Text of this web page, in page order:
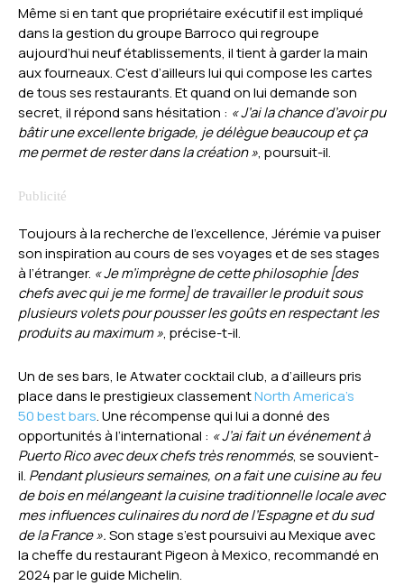
Même si en tant que propriétaire exécutif il est impliqué
dans la gestion du groupe Barroco qui regroupe
aujourd’hui neuf établissements, il tient à garder la main
aux fourneaux. C’est d’ailleurs lui qui compose les cartes
de tous ses restaurants. Et quand on lui demande son
secret, il répond sans hésitation : « J’ai la chance d’avoir pu
bâtir une excellente brigade, je délègue beaucoup et ça
me permet de rester dans la création », poursuit-il.
Toujours à la recherche de l’excellence, Jérémie va puiser
son inspiration au cours de ses voyages et de ses stages
à l’étranger. «Je m’imprègne de cette philosophie [des
chefs avec qui je me forme] de travailler le produit sous
plusieurs volets pour pousser les goûts en respectant les
produits au maximum », précise-t-il.
Un de ses bars, le Atwater cocktail club, a d’ailleurs pris
place dans le prestigieux classementNorth America’s
50 best bars. Une récompense qui lui a donné des
opportunités à l’international : « J’ai fait un événement à
Puerto Rico avec deux chefs très renommés, se souvient-
il. Pendant plusieurs semaines, on a fait une cuisine au feu
de bois en mélangeant la cuisine traditionnelle locale avec
mes influences culinaires du nord de l’Espagne et du sud
de la France ».Son stage s’est poursuivi au Mexique avec
la cheffe du restaurant Pigeon à Mexico, recommandé en
2024 par le guide Michelin.